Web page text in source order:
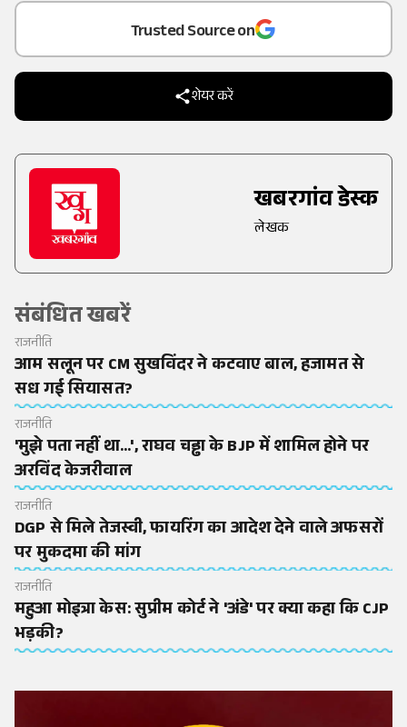
Trusted Source on
शेयर करें
खबरगांव डेस्क
लेखक
संबंधित खबरें
राजनीति
आम सलून पर CM सुखविंदर ने कटवाए बाल, हजामत से
सध गई सियासत?
राजनीति
'मुझे पता नहीं था...', राघव चड्ढा के BJP में शामिल होने पर
अरविंद केजरीवाल
राजनीति
DGP से मिले तेजस्वी, फायरिंग का आदेश देने वाले अफसरों
पर मुकदमा की मांग
राजनीति
महुआ मोइत्रा केस: सुप्रीम कोर्ट ने 'अंडे' पर क्या कहा कि CJP
भड़की?